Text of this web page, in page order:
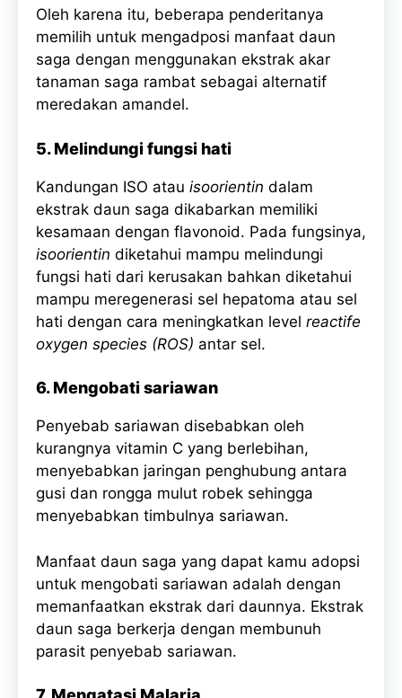
Oleh karena itu, beberapa penderitanya
memilih untuk mengadposi manfaat daun
saga dengan menggunakan ekstrak akar
tanaman saga rambat sebagai alternatif
meredakan amandel.
5. Melindungi fungsi hati
Kandungan ISO atau isoorientin dalam
ekstrak daun saga dikabarkan memiliki
kesamaan dengan flavonoid. Pada fungsinya,
isoorientin diketahui mampu melindungi
fungsi hati dari kerusakan bahkan diketahui
mampu meregenerasi sel hepatoma atau sel
hati dengan cara meningkatkan level reactife
oxygen species (ROS) antar sel.
6. Mengobati sariawan
Penyebab sariawan disebabkan oleh
kurangnya vitamin C yang berlebihan,
menyebabkan jaringan penghubung antara
gusi dan rongga mulut robek sehingga
menyebabkan timbulnya sariawan.
Manfaat daun saga yang dapat kamu adopsi
untuk mengobati sariawan adalah dengan
memanfaatkan ekstrak dari daunnya. Ekstrak
daun saga berkerja dengan membunuh
parasit penyebab sariawan.